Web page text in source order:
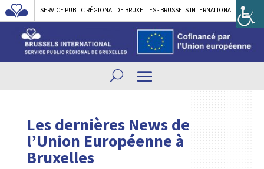
SERVICE PUBLIC RÉGIONAL DE BRUXELLES - BRUSSELS INTERNATIONAL
Les dernières News de
l’Union Européenne à
Bruxelles